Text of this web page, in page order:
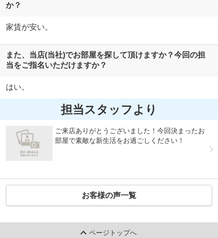
か？
家賃が安い。
また、当店(当社)でお部屋を探して頂けますか？今回の担
当をご指名いただけますか？
はい。
担当スタッフより
ご来店ありがとうございました！今回決まったお
部屋で素敵な新生活をお過ごしください！
お客様の声一覧
ページトップへ